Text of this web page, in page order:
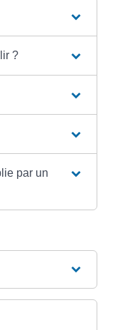
?
par un